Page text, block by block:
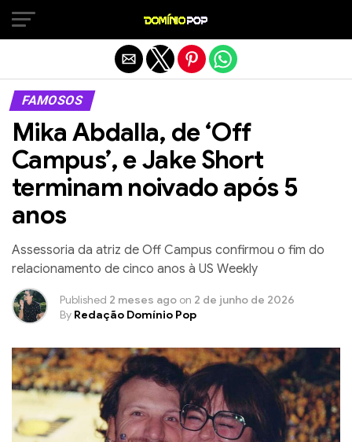
FAMOSOS
Mika Abdalla, de ‘Off
Campus’, e Jake Short
terminam noivado após 5
anos
Assessoria da atriz de Off Campus confirmou o fim do
relacionamento de cinco anos à US Weekly
Published 2 meses ago on 2 de junho de 2026
By Redação Domínio Pop
Sair da versão mobile